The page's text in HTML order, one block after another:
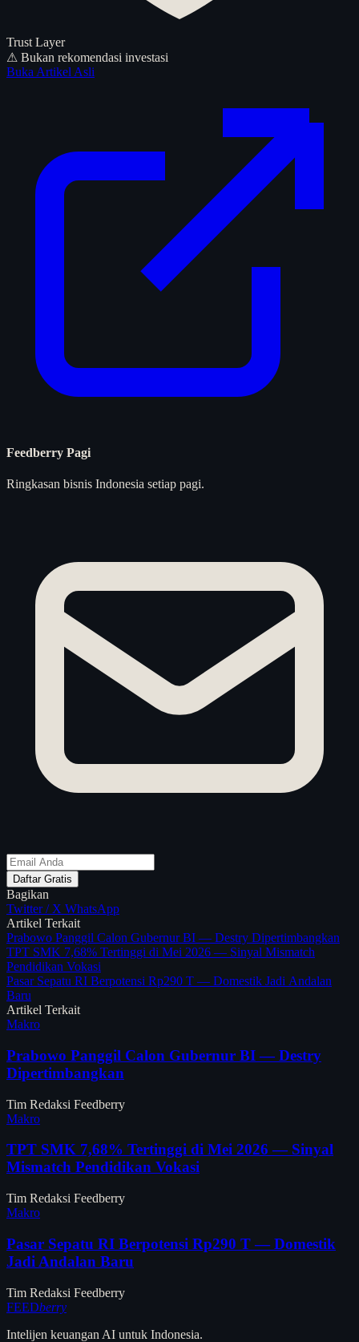
Trust Layer
⚠ Bukan rekomendasi investasi
Buka Artikel Asli
Feedberry Pagi
Ringkasan bisnis Indonesia setiap pagi.
Daftar Gratis
Bagikan
Twitter / X WhatsApp
Artikel Terkait
Prabowo Panggil Calon Gubernur BI — Destry Dipertimbangkan
TPT SMK 7,68% Tertinggi di Mei 2026 — Sinyal Mismatch
Pendidikan Vokasi
Pasar Sepatu RI Berpotensi Rp290 T — Domestik Jadi Andalan
Baru
Artikel Terkait
Makro
Prabowo Panggil Calon Gubernur BI — Destry
Dipertimbangkan
Tim Redaksi Feedberry
Makro
TPT SMK 7,68% Tertinggi di Mei 2026 — Sinyal
Mismatch Pendidikan Vokasi
Tim Redaksi Feedberry
Makro
Pasar Sepatu RI Berpotensi Rp290 T — Domestik
Jadi Andalan Baru
Tim Redaksi Feedberry
FEEDberry
Intelijen keuangan AI untuk Indonesia.